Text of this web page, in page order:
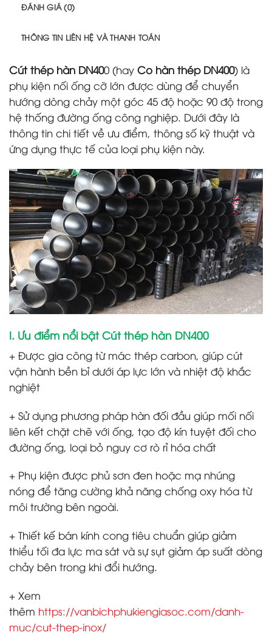
ĐÁNH GIÁ (0)
THÔNG TIN LIÊN HỆ VÀ THANH TOÁN
Cút thép hàn DN400 (hay Co hàn thép DN400) là
phụ kiện nối ống cỡ lớn được dùng để chuyển
hướng dòng chảy một góc 45 độ hoặc 90 độ trong
hệ thống đường ống công nghiệp. Dưới đây là
thông tin chi tiết về ưu điểm, thông số kỹ thuật và
ứng dụng thực tế của loại phụ kiện này.
I. Ưu điểm nổi bật Cút thép hàn DN400
+ Được gia công từ mác thép carbon, giúp cút
vận hành bền bỉ dưới áp lực lớn và nhiệt độ khắc
nghiệt
+ Sử dụng phương pháp hàn đối đầu giúp mối nối
liên kết chặt chẽ với ống, tạo độ kín tuyệt đối cho
đường ống, loại bỏ nguy cơ rò rỉ hóa chất
+ Phụ kiện được phủ sơn đen hoặc mạ nhúng
nóng để tăng cường khả năng chống oxy hóa từ
môi trường bên ngoài.
+ Thiết kế bán kính cong tiêu chuẩn giúp giảm
thiểu tối đa lực ma sát và sự sụt giảm áp suất dòng
chảy bên trong khi đổi hướng.
+ Xem
thêm https://vanbichphukiengiasoc.com/danh-
muc/cut-thep-inox/